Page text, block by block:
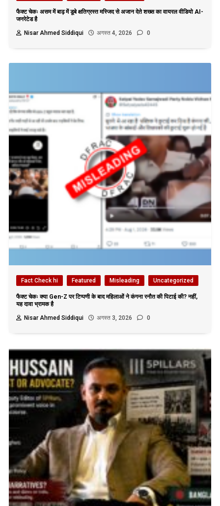
फैक्ट चेकः असम में बाढ़ में डूबे क्षतिग्रस्त मस्जिद से अजान देते शख्स का वायरल वीडियो AI-
जनरेटेड है
Nisar Ahmed Siddiqui
अगस्त 4, 2026 0
Fact Check hi Featured Misleading Uncategorized
फैक्ट चेकः क्या Gen-Z पर टिप्पणी के बाद महिलाओं ने कंगना रनौत की पिटाई की? नहीं,
यह दावा भ्रामक है
Nisar Ahmed Siddiqui
अगस्त 3, 2026 0